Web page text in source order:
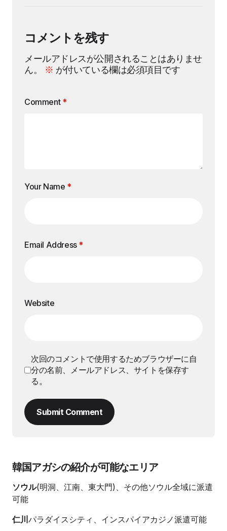
コメントを残す
メールアドレスが公開されることはありませ
ん。
※ が付いている欄は必須項目です
Comment *
Your Name *
Email Address *
Website
次回のコメントで使用するためブラウザーに自
分の名前、メールアドレス、サイトを保存す
る。
Submit Comment
韓国アガシの紹介が可能なエリア
ソウル(明洞、江南、東大門)、その他ソウル全域に派遣
可能
仁川 パラダイスシティ、インスパイアカジノ派遣可能